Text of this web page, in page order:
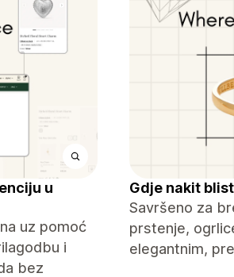
u
uz pomoć
i
bez
Gdje nakit
Savršeno za
prstenje,
elegantnim,